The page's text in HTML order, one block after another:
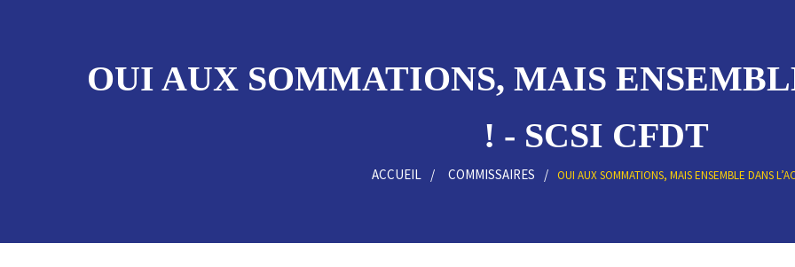
OUI AUX SOMMATIONS, MAIS
! - SCSI CFDT
ACCUEIL COMMISSAIRES OUI AUX SOMMATIONS, MAIS ENSEMBLE DANS